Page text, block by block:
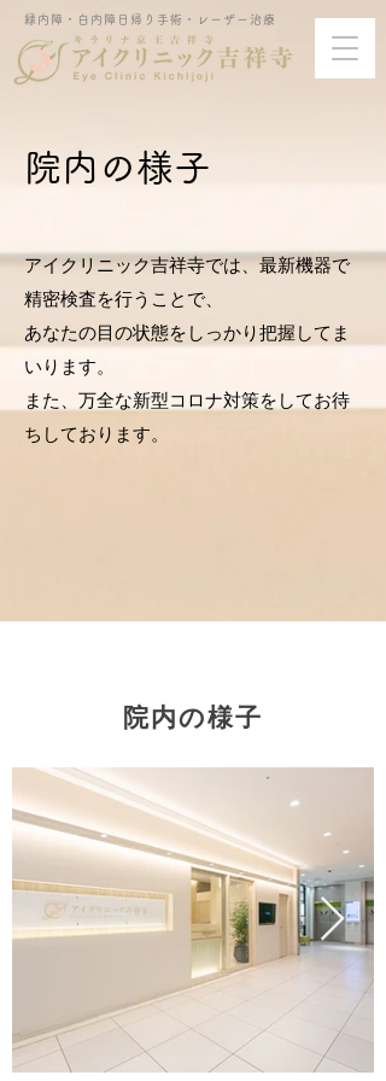
緑内障・白内障日帰り手術・レーザー治療
アイクリニック吉祥寺では、最新機器で
精密検査を行うことで、
あなたの目の状態をしっかり把握してま
いります。
また、万全な新型コロナ対策をしてお待
ちしております。
院内の様子
院内の様子